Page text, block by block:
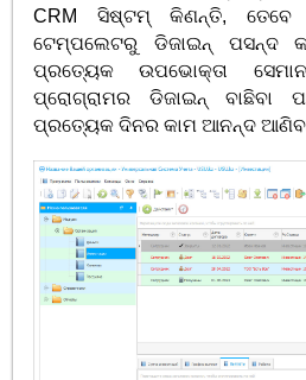
CRM ସିଷ୍ଟମ୍ କିଣନ୍ତି,
ଟେମ୍ପଲେଟରୁ ଡିଜାଇନ୍ ପସନ୍ଦ
ପ୍ରତ୍ୟେକ ଉପଭୋକ୍ତା
ପ୍ରୋଗ୍ରାମର ଡିଜାଇନ୍ ବାଛିବା
ପ୍ରତ୍ୟେକ ଦିନର କାମ ଆନନ୍ଦ